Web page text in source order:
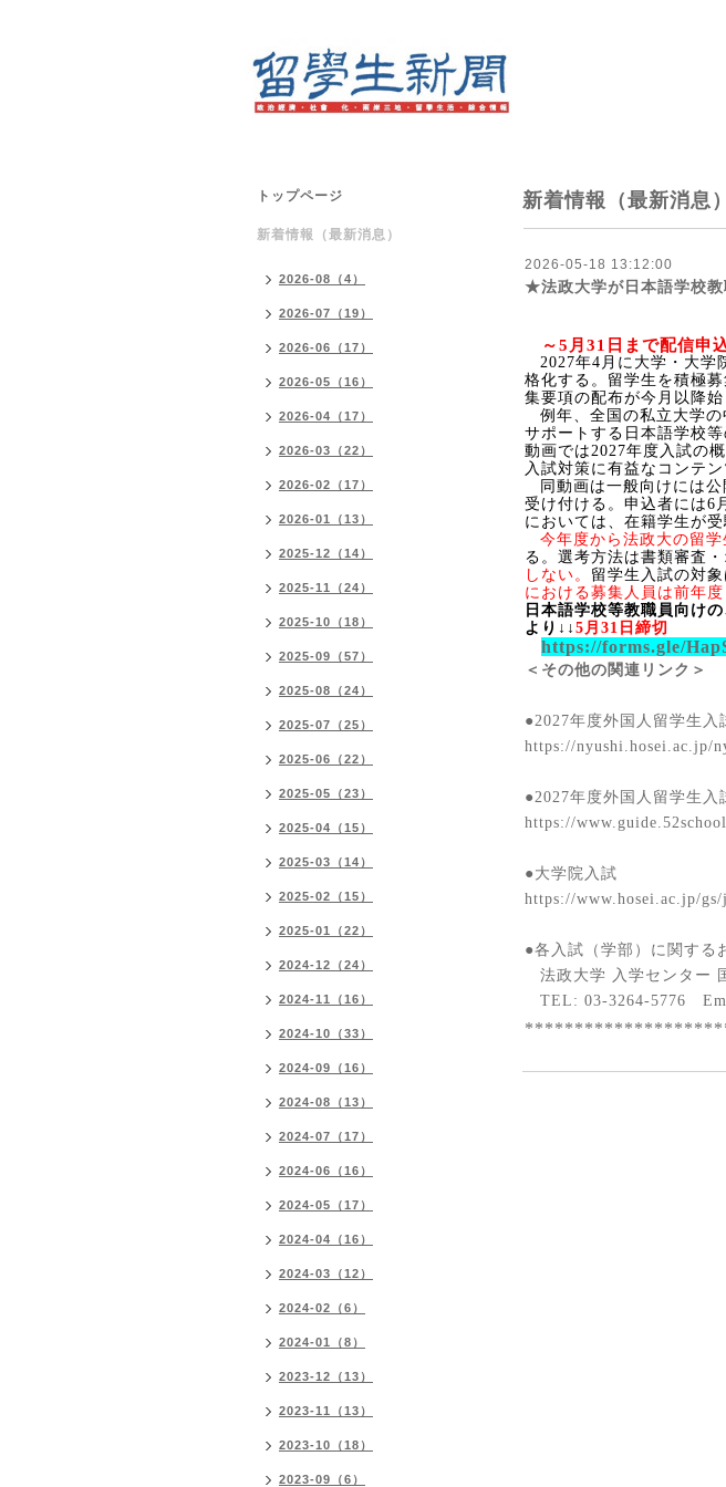
新着情報（最新消息）
2026-05-18 13:12:00
★法政大学が日本語学校
～5 月 31 日まで配信申
2027年4 月に大学・大学
格化する。留学生を積極募
集要項の配布が今月以降始
例年、全国の私立大学
サポートする日本語学校等
動画では2027年度入試の
入試対策に有益なコンテ
同動画は一般向けには
受け付ける。申込者には6
においては、在籍学生が
今年度から法政大の留
る。選考方法は書類審査・
しない。 留学生入試の対象
における募集人員は前年
日本語学校等教職員向け
より↓↓ 5 月 31 日締切
https://forms.gle/
＜その他の関連リンク＞
●2027年度外国人留学生
https://nyushi.hosei.ac.jp/
●2027年度外国人留学生
https://
●大学院入試
https://www.hosei.ac.jp/gs/
●各入試（学部）に関する
法政大学 入学センター
TEL: 03-3264-5776
トップページ
新着情報（最新消息）
2026-08（4）
2026-07（19）
2026-06（17）
2026-05（16）
2026-04（17）
2026-03（22）
2026-02（17）
2026-01（13）
2025-12（14）
2025-11（24）
2025-10（18）
2025-09（57）
2025-08（24）
2025-07（25）
2025-06（22）
2025-05（23）
2025-04（15）
2025-03（14）
2025-02（15）
2025-01（22）
2024-12（24）
2024-11（16）
2024-10（33）
2024-09（16）
2024-08（13）
2024-07（17）
2024-06（16）
2024-05（17）
2024-04（16）
2024-03（12）
2024-02（6）
2024-01（8）
2023-12（13）
2023-11（13）
2023-10（18）
2023-09（6）